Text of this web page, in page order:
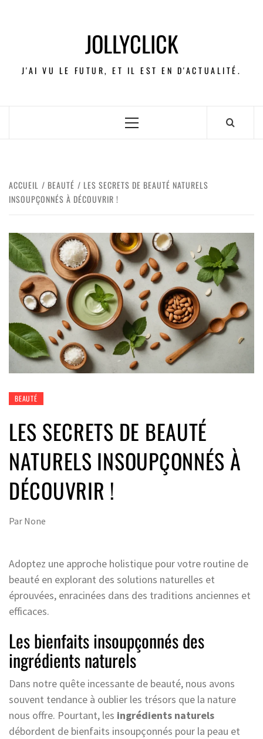
JOLLYCLICK
J'AI VU LE FUTUR, ET IL EST EN D'ACTUALITÉ.
ACCUEIL BEAUTÉ
LES SECRETS DE BEAUTÉ NATURELS
INSOUPÇONNÉS À DÉCOUVRIR !
BEAUTÉ
LES SECRETS DE BEAUTÉ
NATURELS INSOUPÇONNÉS À
DÉCOUVRIR !
Par None
Adoptez une approche holistique pour votre routine de
beauté en explorant des solutions naturelles et
éprouvées, enracinées dans des traditions anciennes et
efficaces.
Les bienfaits insoupçonnés des
ingrédients naturels
Dans notre quête incessante de beauté, nous avons
souvent tendance à oublier les trésors que la nature
nous offre. Pourtant, les ingrédients naturels
débordent de bienfaits insoupçonnés pour la peau et